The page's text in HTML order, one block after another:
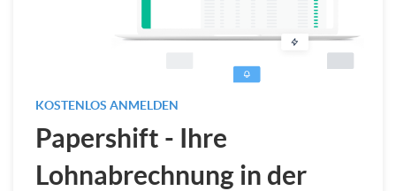
KOSTENLOS ANMELDEN
Papershift - Ihre
Lohnabrechnung in der